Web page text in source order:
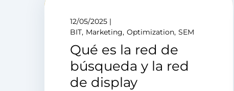
12/05/2025
BIT Marketing Optimization SEM
Qué es la red de
búsqueda y la red
de display